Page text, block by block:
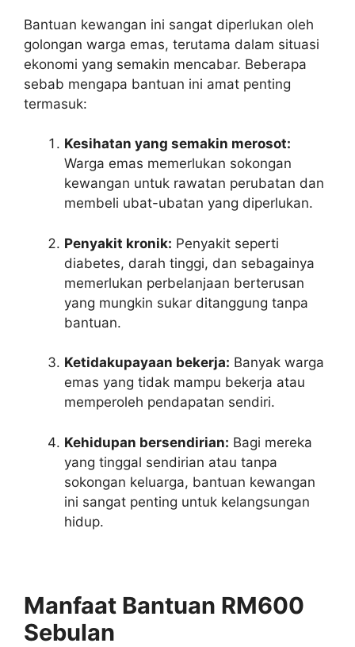
Bantuan kewangan ini sangat diperlukan oleh
golongan warga emas, terutama dalam situasi
ekonomi yang semakin mencabar. Beberapa
sebab mengapa bantuan ini amat penting
termasuk:
Kesihatan yang semakin merosot:
Warga emas memerlukan sokongan
kewangan untuk rawatan perubatan dan
membeli ubat-ubatan yang diperlukan.
Penyakit kronik: Penyakit seperti
diabetes, darah tinggi, dan sebagainya
memerlukan perbelanjaan berterusan
yang mungkin sukar ditanggung tanpa
bantuan.
Ketidakupayaan bekerja: Banyak warga
emas yang tidak mampu bekerja atau
memperoleh pendapatan sendiri.
Kehidupan bersendirian: Bagi mereka
yang tinggal sendirian atau tanpa
sokongan keluarga, bantuan kewangan
ini sangat penting untuk kelangsungan
hidup.
Manfaat Bantuan RM600
Sebulan